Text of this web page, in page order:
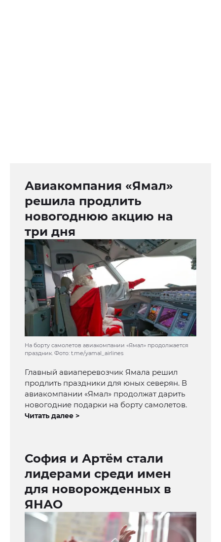
Авиакомпания «Ямал»
решила продлить
новогоднюю акцию на
три дня
На борту самолетов авиакомпании «Ямал» продолжается
праздник. Фото: t.me/yamal_airlines
Главный авиаперевозчик Ямала решил
продлить праздники для юных северян. В
авиакомпании «Ямал» продолжат дарить
новогодние подарки на борту самолетов.
Читать далее >
София и Артём стали
лидерами среди имен
для новорожденных в
ЯНАО